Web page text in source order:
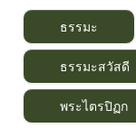
ธรรมะ
ธรรมะสวัสดี
พระไตรปิฏก